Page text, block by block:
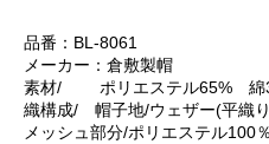
品番：BL-8061
メーカー：倉敷製帽
素材/ ポリエステル65% 綿
織構成/ 帽子地/ウェザー(平織
メッシュ部分/ポリエステル100％